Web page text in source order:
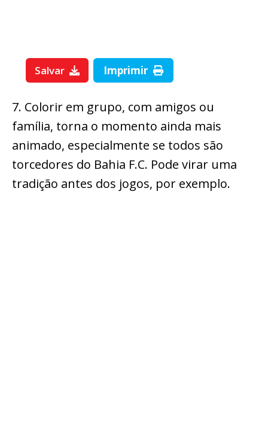
Salvar Imprimir
7. Colorir em grupo, com amigos ou
família, torna o momento ainda mais
animado, especialmente se todos são
torcedores do Bahia F.C. Pode virar uma
tradição antes dos jogos, por exemplo.